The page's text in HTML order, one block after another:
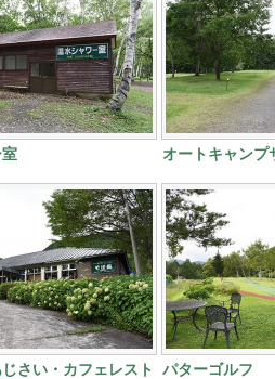
オートキャンプ
さい・カフェレスト
パターゴルフ